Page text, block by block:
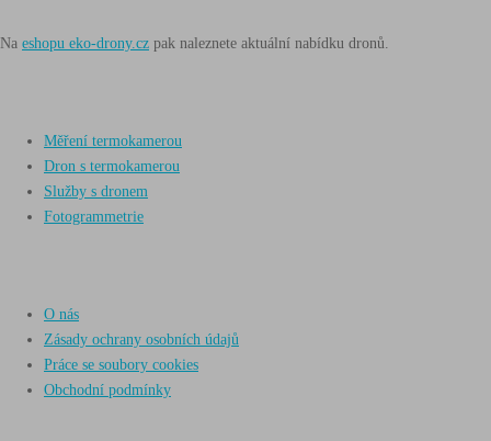
Na eshopu eko-drony.cz pak naleznete aktuální nabídku dronů.
Měření termokamerou
Dron s termokamerou
Služby s dronem
Fotogrammetrie
O nás
Zásady ochrany osobních údajů
Práce se soubory cookies
Obchodní podmínky